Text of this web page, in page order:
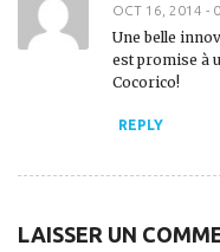
OCT 16, 2014 -
Une belle
est promise à
Cocorico!
REPLY
LAISSER UN